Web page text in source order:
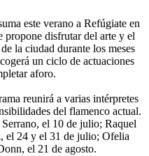
este verano a Refúgiate en
disfrutar del arte y el
la ciudad durante los meses
un ciclo de actuaciones
aforo.
reunirá a varias intérpretes
del flamenco actual.
el 10 de julio; Raquel
el 24 y el 31 de julio; Ofelia
el 21 de agosto.